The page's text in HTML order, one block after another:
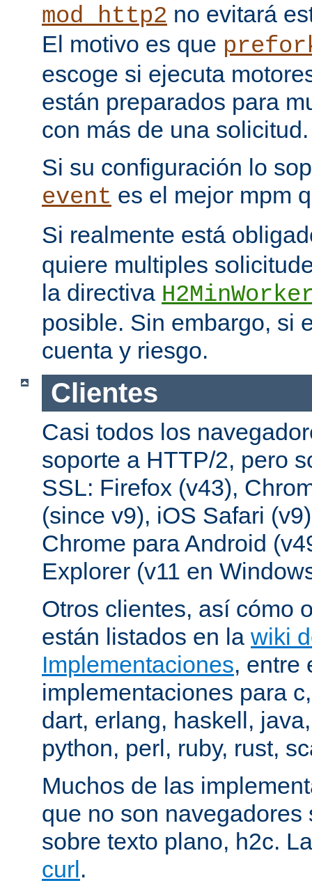
mod_http2 no evitará
El motivo es que
escoge si ejecuta
están preparados para
con más de una solicitud.
Si su configuración lo
event es el mejor mpm
Si realmente está
quiere multiples
la directiva
posible. Sin embargo, si
cuenta y riesgo.
Clientes
Casi todos los
soporte a HTTP/2, pero
SSL: Firefox (v43),
(since v9), iOS Safari
Chrome para Android
Explorer (v11 en
Otros clientes, así cómo
están listados en la wiki
Implementaciones, entre
implementaciones para
dart, erlang, haskell,
python, perl, ruby, rust,
Muchos de las
que no son navegadores
sobre texto plano, h2c.
curl.